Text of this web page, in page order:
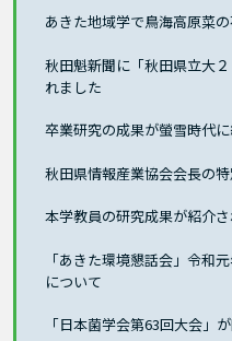
あきた地域学で鳥海高原菜
秋田魁新聞に「秋田県立大
れました
卒業研究の成果が螢雪時代
秋田県情報産業協会会長の
本学教員の研究成果が紹介
「あきた環境懇話会」令和
について
「日本菌学会第63回大会」